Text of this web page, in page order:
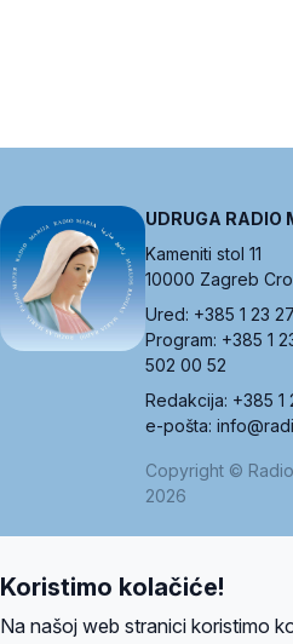
UDRUGA RADIO
Kameniti stol 11
10000 Zagreb
Ured: +385 1 23
Program: +385 1
502 00 52
Redakcija: +385 1
e-pošta:
Copyright ©
2026
Ova stranica je zaštićena
Koristimo kolačiće!
Na našoj web stranici koristimo